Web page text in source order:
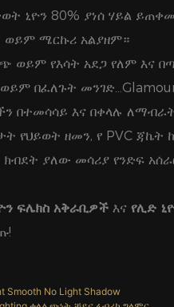
ኒዮን 80% ያነሰ ሃይል
ወይም ሜርኩሪ አልያዘም።
ወይም የእሳት አደጋ የለም እና
በፈለጉት
በተመሳሳይ እና በቀላሉ
የህይወት ዘመን, የ PVC
ያለው መሳሪያ የንድፍ
ፍሌክስ አቅራቢዎችእና የሊድ